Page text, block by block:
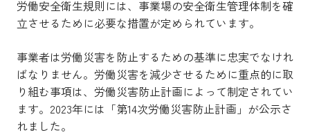
労働安全衛生規則には、事業場の安全衛生管理体制を確
立させるために必要な措置が定められています。
事業者は労働災害を防止するための基準に忠実でなけれ
ばなりません。労働災害を減少させるために重点的に取
り組む事項は、労働災害防止計画によって制定されてい
ます。2023年には「第14次労働災害防止計画」が公示さ
れました。